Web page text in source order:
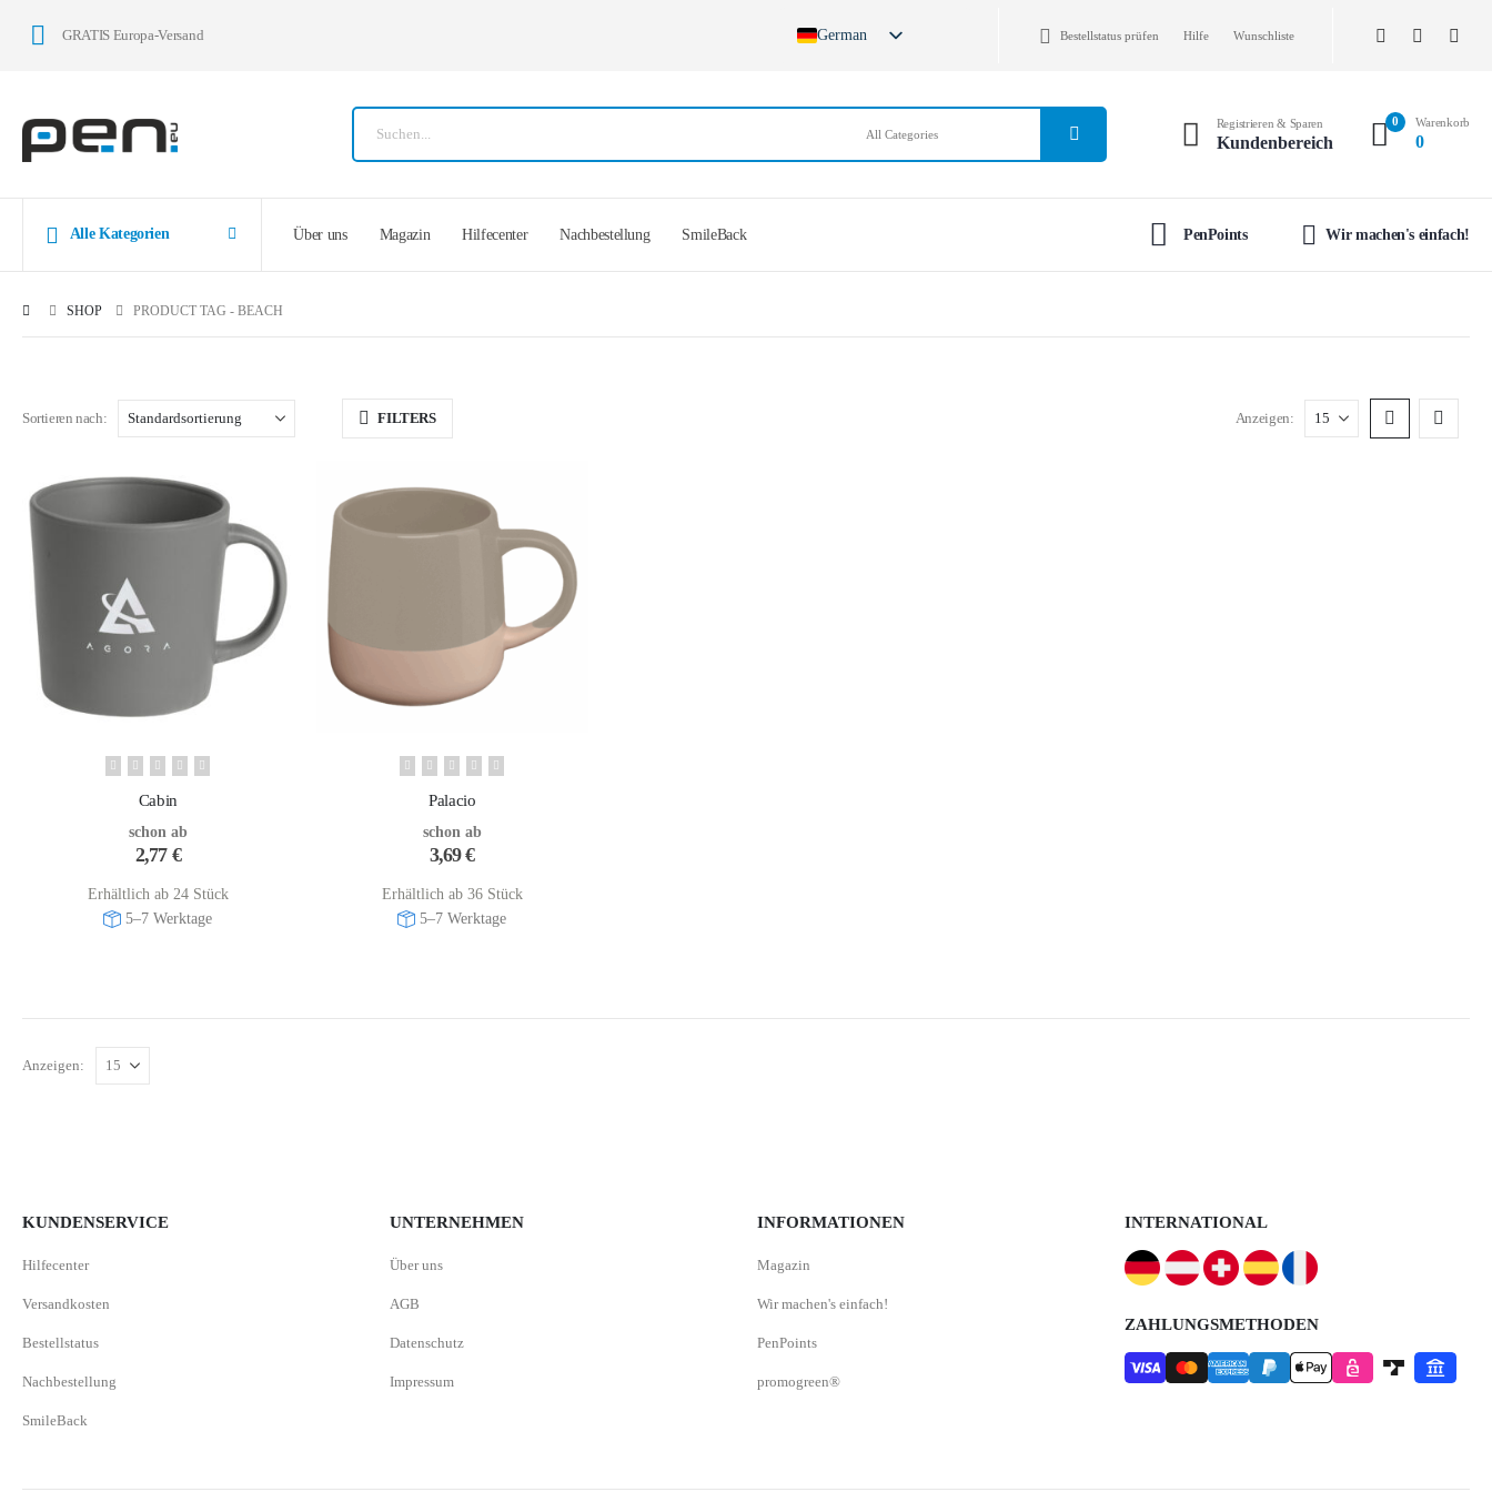
GRATIS Europa-Versand
German
Spanish
Bestellstatus prüfen Hilfe Wunschliste
Registrieren & Sparen
Kundenbereich
0 Warenkorb
0
Alle Kategorien Über uns Magazin Hilfecenter Nachbestellung SmileBack PenPoints Wir machen's einfach!
SHOP PRODUCT TAG - BEACH
Sortieren nach: FILTERS Anzeigen:
Cabin
schon ab
2,77 €
Erhältlich ab 24 Stück
5–7 Werktage
Palacio
schon ab
3,69€
Erhältlich ab 36 Stück
5–7 Werktage
Anzeigen:
KUNDENSERVICE
Hilfecenter
Versandkosten
Bestellstatus
Nachbestellung
SmileBack
UNTERNEHMEN
Über uns
AGB
Datenschutz
Impressum
INFORMATIONEN
Magazin
Wir machen's einfach!
PenPoints
promogreen®
INTERNATIONAL
ZAHLUNGSMETHODEN